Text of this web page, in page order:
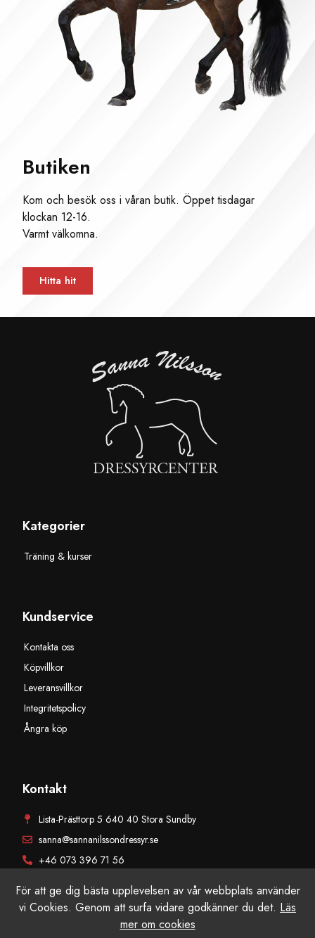
Butiken
Kom och besök oss i våran butik. Öppet tisdagar
klockan 12-16.
Varmt välkomna.
Hitta hit
Kategorier
Träning & kurser
Kundservice
Kontakta oss
Köpvillkor
Leveransvillkor
Integritetspolicy
Ångra köp
Kontakt
Lista-Prästtorp 5 640 40 Stora Sundby
sanna@sannanilssondressyr.se
+46 073 396 71 56
För att ge dig bästa upplevelsen av vår webbplats använder
vi Cookies. Genom att surfa vidare godkänner du det. Läs
mer om cookies